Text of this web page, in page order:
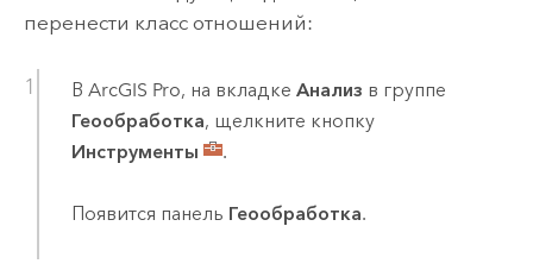
перенести класс отношений:
В ArcGIS Pro, на вкладке Анализ в группе
Геообработка, щелкните кнопку
Инструменты
.
Появится панель Геообработка.